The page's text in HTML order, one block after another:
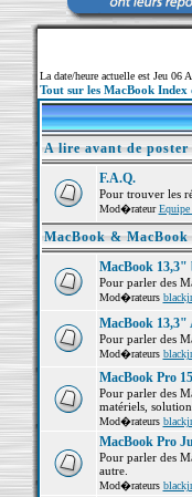
La date/heure actuelle est Jeu 06
Tout sur les MacBook Index
A lire avant de poster
F.A.Q.
Pour trouver les
Mod�rateurEquipe
MacBook &
MacBook 13,3"
Pour parler des
Mod�rateurs
MacBook 13,3"
Pour parler des
Mod�rateurs
MacBook Pro
Pour parler des
matériels,
Mod�rateurs
MacBook Pro
Pour parler des
autre.
Mod�rateurs